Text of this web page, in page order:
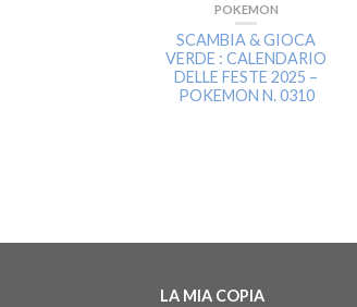
POKEMON
SCAMBIA & GIOCA
VERDE : CALENDARIO
DELLE FESTE 2025 –
POKEMON N. 0310
LA MIA COPIA